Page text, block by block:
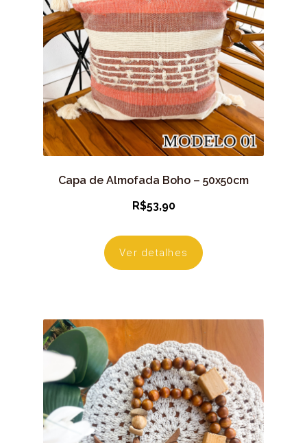
Capa de Almofada Boho – 50x50cm
R$53,90
Ver detalhes